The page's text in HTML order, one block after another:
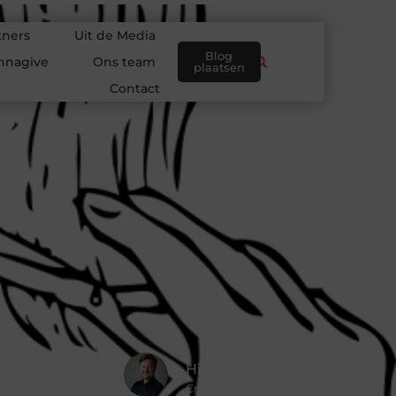
Uit de Media
Ons team
Contact
Blog
plaatsen
Hidde Koster
Creatief redacteur & Schrijver